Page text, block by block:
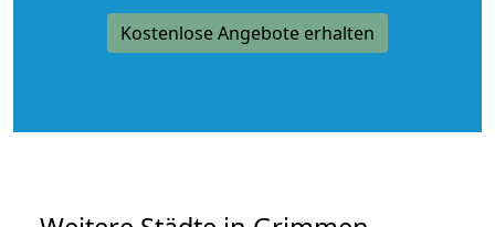
Kostenlose Angebote erhalten